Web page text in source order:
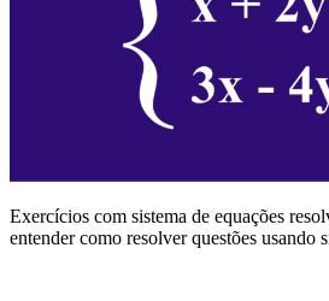
Exercícios com sistema de equações
entender como resolver questões usando